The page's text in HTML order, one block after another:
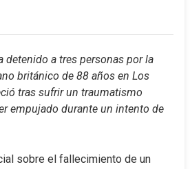
detenido a tres personas por la
británico de 88 años en Los
tras sufrir un traumatismo
empujado durante un intento de
sobre el fallecimiento de un